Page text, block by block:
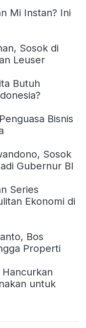
Mi Instan? Ini
Sosok di
Leuser
Butuh
Bisnis
Sosok
Gubernur BI
Series
Ekonomi di
Bos
Properti
untuk